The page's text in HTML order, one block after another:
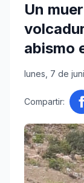
Un
abismo
lunes, 7 de
Compartir: